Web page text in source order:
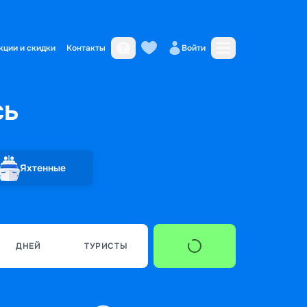
и скидки Контакты Войти
Яхтенные
ДНЕЙ ТУРИСТЫ